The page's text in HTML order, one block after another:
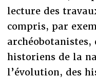
lecture des
compris, par
archéobotanistes,
historiens de la
l’évolution, des